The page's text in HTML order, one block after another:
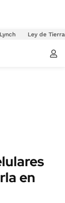
Ley de
en